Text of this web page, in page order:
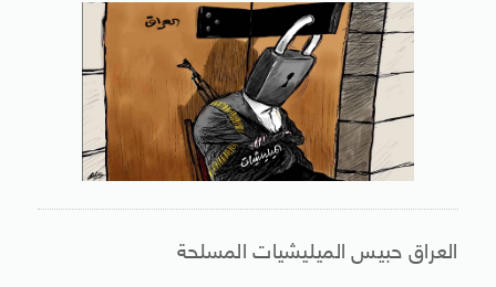
العراق حبيس الميليشيات المسلحة